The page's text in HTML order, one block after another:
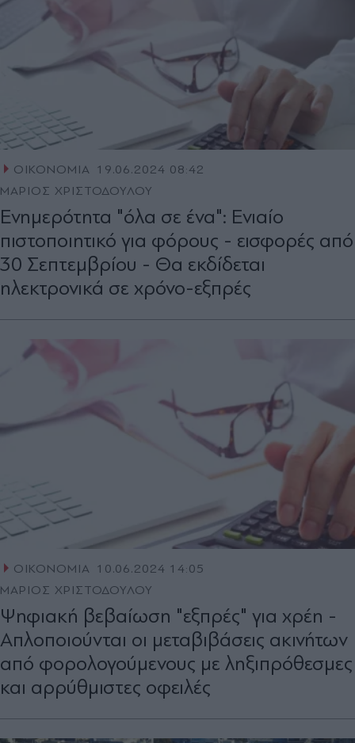
ΟΙΚΟΝΟΜΙΑ 19.06.2024 08:42
ΜΑΡΙΟΣ ΧΡΙΣΤΟΔΟΥΛΟΥ
Ενηµερότητα "όλα σε ένα": Ενιαίο
πιστοποιητικό για φόρους - εισφορές από
30 Σεπτεµβρίου - Θα εκδίδεται
ηλεκτρονικά σε χρόνο-εξπρές
ΟΙΚΟΝΟΜΙΑ
10.06.2024 14:05
ΜΑΡΙΟΣ ΧΡΙΣΤΟΔΟΥΛΟΥ
Ψηφιακή βεβαίωση "εξπρές" για χρέη -
Απλοποιούνται οι µεταβιβάσεις ακινήτων
από φορολογούµενους µε ληξιπρόθεσµες
και αρρύθµιστες οφειλές